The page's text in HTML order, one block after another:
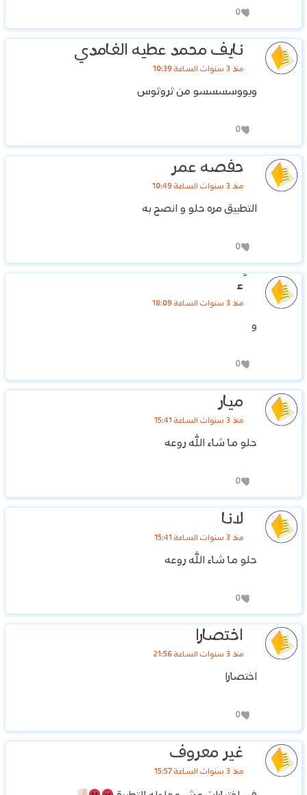
0
نايف محمد عطيه الغامدي
منذ 3 سنوات الساعة 10:39
ويووسسسسو من ثروثوس
0
حفصه عمر
منذ 3 سنوات الساعة 10:49
التطبيق مره حلو و انصح به
0
ًًًًًْء
منذ 3 سنوات الساعة 18:09
و
0
ميار
منذ 3 سنوات الساعة 15:41
حلو ما شاء الله روعه
0
لانا
منذ 3 سنوات الساعة 15:41
حلو ما شاء الله روعه
0
اختصارا
منذ 3 سنوات الساعة 21:56
اختصارا
0
غير معروف
منذ 3 سنوات الساعة 15:57